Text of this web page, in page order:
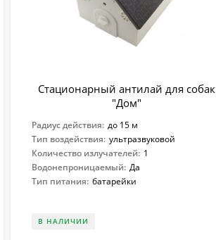
Стационарный антилай для собак
"Дом"
Радиус действия: до 15 м
Тип воздействия: ультразвуковой
Количество излучателей: 1
Водонепроницаемый: Да
Тип питания: батарейки
В НАЛИЧИИ